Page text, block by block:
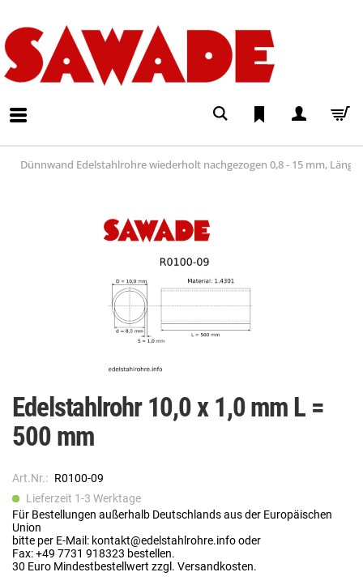
Dünnwand Edelstahlrohre wiederholt nachgezogen 0,8 - 15 mm, Länge
Edelstahlrohr 10,0 x 1,0 mm L =
500 mm
Art.Nr.: R0100-09
Lieferzeit 1-3 Werktage
Für Bestellungen außerhalb Deutschlands aus der Europäischen
Union
bitte per E-Mail: kontakt@edelstahlrohre.info oder
Fax: +49 7731 918323 bestellen.
30 Euro Mindestbestellwert zzgl. Versandkosten.